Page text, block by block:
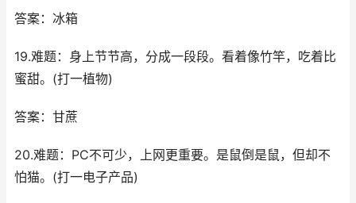
答案：冰箱
19.难题：身上节节高，分成一段段。看着像竹竿，吃着比
蜜甜。(打一植物)
答案：甘蔗
20.难题：PC不可少，上网更重要。是鼠倒是鼠，但却不
怕猫。(打一电子产品)